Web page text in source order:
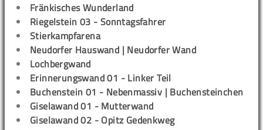
Fränkisches Wunderland
Riegelstein 03 - Sonntagsfahrer
Stierkampfarena
Neudorfer Hauswand | Neudorfer Wand
Lochbergwand
Erinnerungswand 01 - Linker Teil
Buchenstein 01 - Nebenmassiv | Buchensteinchen
Giselawand 01 - Mutterwand
Giselawand 02 - Opitz Gedenkweg